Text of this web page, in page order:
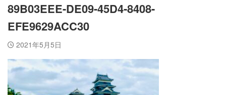
89B03EEE-DE09-45D4-8408-
EFE9629ACC30
2021年5月5日